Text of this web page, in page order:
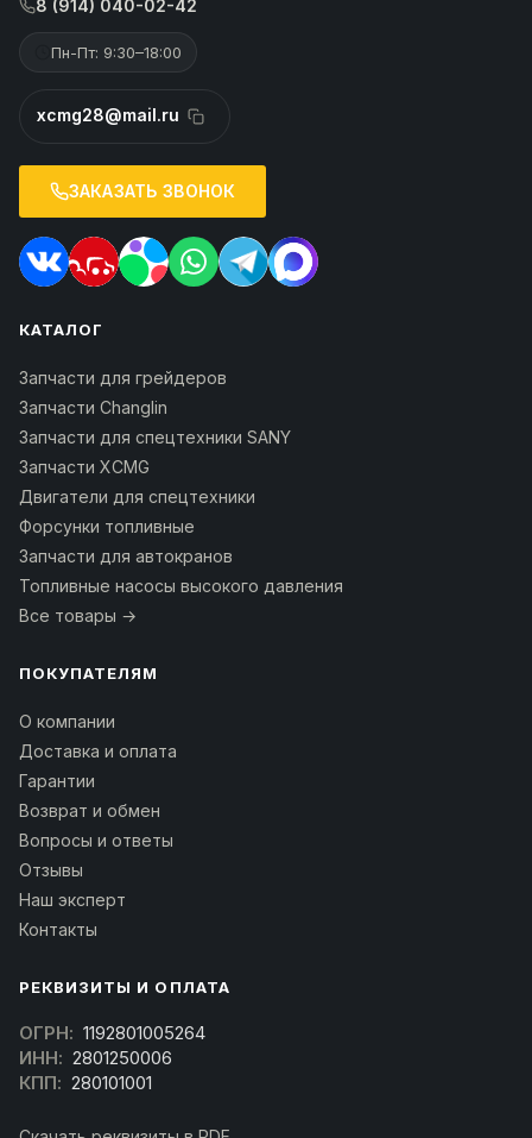
8 (914) 040-02-42
Пн-Пт: 9:30–18:00
xcmg28@mail.ru
ЗАКАЗАТЬ ЗВОНОК
КАТАЛОГ
Запчасти для грейдеров
Запчасти Changlin
Запчасти для спецтехники SANY
Запчасти XCMG
Двигатели для спецтехники
Форсунки топливные
Запчасти для автокранов
Топливные насосы высокого давления
Все товары →
ПОКУПАТЕЛЯМ
О компании
Доставка и оплата
Гарантии
Возврат и обмен
Вопросы и ответы
Отзывы
Наш эксперт
Контакты
РЕКВИЗИТЫ И ОПЛАТА
ОГРН: 1192801005264
ИНН: 2801250006
КПП: 280101001